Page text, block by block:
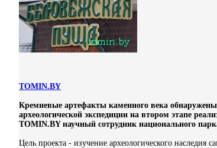
TOMIN.BY
Кремневые артефакты каменного века
археологической экспедиции на втором этапе
TOMIN.BY научный сотрудник национального
Цель проекта - изучение археологического наследия